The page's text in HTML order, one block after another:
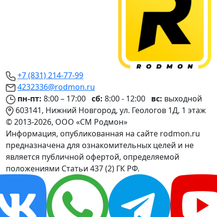
+7 (831) 214-77-99
4232336@rodmon.ru
пн-пт: 8:00 – 17:00 сб: 8:00 - 12:00 вс: выходной
603141, Нижний Новгород, ул. Геологов 1Д, 1 этаж
© 2013-2026, ООО «СМ Родмон»
Информация, опубликованная на сайте rodmon.ru
предназначена для ознакомительных целей и не
является публичной офертой, определяемой
положениями Статьи 437 (2) ГК РФ.